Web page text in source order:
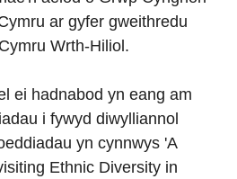
ar gyfer gweithredu
Wrth-Hiliol.
ei hadnabod yn eang am
i fywyd diwylliannol
yn cynnwys 'A
Ethnic Diversity in